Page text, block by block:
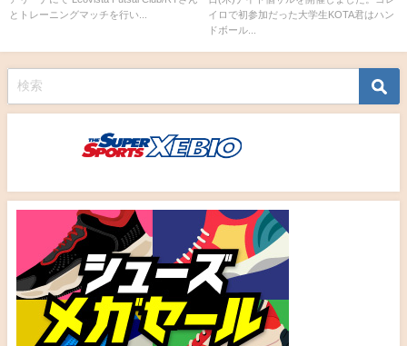
とトレーニングマッチを行い...
イロで初参加だった大学生KOTA君はハン
ドボール...